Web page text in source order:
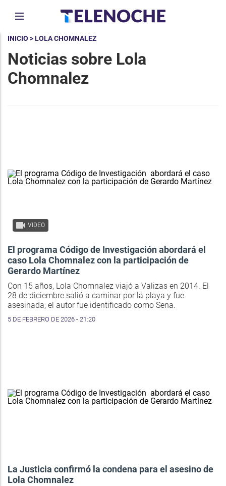
INICIO > LOLA CHOMNALEZ
Noticias sobre Lola
Chomnalez
VIDEO
El programa Código de Investigación abordará el
caso Lola Chomnalez con la participación de
Gerardo Martínez
Con 15 años, Lola Chomnalez viajó a Valizas en 2014. El
28 de diciembre salió a caminar por la playa y fue
asesinada; el autor fue identificado como Sena.
5 DE FEBRERO DE 2026 - 21:20
La Justicia confirmó la condena para el asesino de
Lola Chomnalez